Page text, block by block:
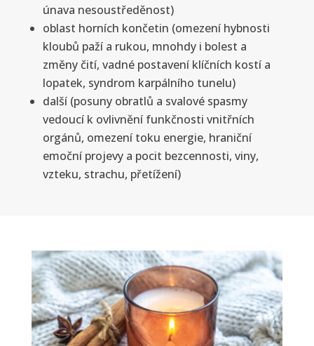
únava nesoustředěnost)
oblast horních končetin (omezení hybnosti
kloubů paží a rukou, mnohdy i bolest a
změny čití, vadné postavení klíčních kostí a
lopatek, syndrom karpálního tunelu)
další (posuny obratlů a svalové spasmy
vedoucí k ovlivnění funkčnosti vnitřních
orgánů, omezení toku energie, hraniční
emoční projevy a pocit bezcennosti, viny,
vzteku, strachu, přetížení)